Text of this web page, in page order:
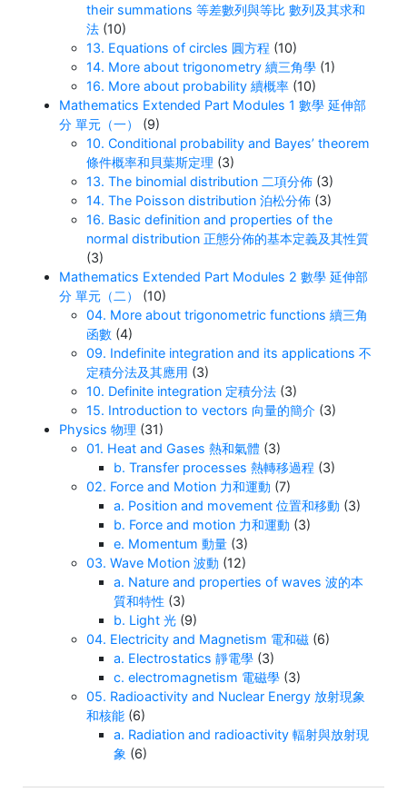
their summations 等差數列與等比 數列及其求和
法 (10)
13. Equations of circles 圓方程 (10)
14. More about trigonometry 續三角學 (1)
16. More about probability 續概率 (10)
Mathematics Extended Part Modules 1 數學 延伸部
分 單元（一）
(9)
10. Conditional probability and Bayes’ theorem
條件概率和貝葉斯定理 (3)
13. The binomial distribution 二項分佈 (3)
14. The Poisson distribution 泊松分佈 (3)
16. Basic definition and properties of the
normal distribution 正態分佈的基本定義及其性質
(3)
Mathematics Extended Part Modules 2 數學 延伸部
分 單元（二）
(10)
04. More about trigonometric functions 續三角
函數 (4)
09. Indefinite integration and its applications 不
定積分法及其應用 (3)
10. Definite integration 定積分法 (3)
15. Introduction to vectors 向量的簡介 (3)
Physics 物理 (31)
01. Heat and Gases 熱和氣體 (3)
b. Transfer processes 熱轉移過程 (3)
02. Force and Motion 力和運動 (7)
a. Position and movement 位置和移動 (3)
b. Force and motion 力和運動 (3)
e. Momentum 動量 (3)
03. Wave Motion 波動 (12)
a. Nature and properties of waves 波的本
質和特性 (3)
b. Light 光 (9)
04. Electricity and Magnetism 電和磁 (6)
a. Electrostatics 靜電學 (3)
c. electromagnetism 電磁學 (3)
05. Radioactivity and Nuclear Energy 放射現象
和核能 (6)
a. Radiation and radioactivity 輻射與放射現
象 (6)